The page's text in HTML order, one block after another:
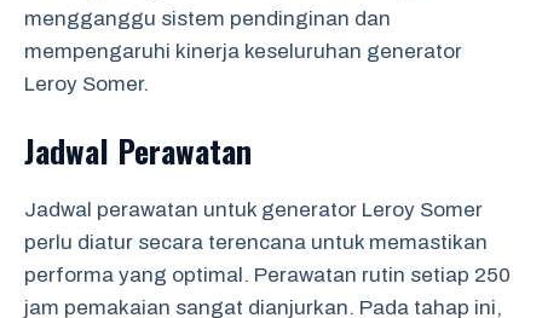
mengganggu sistem pendinginan dan
mempengaruhi kinerja keseluruhan generator
Leroy Somer.
Jadwal Perawatan
Jadwal perawatan untuk generator Leroy Somer
perlu diatur secara terencana untuk memastikan
performa yang optimal. Perawatan rutin setiap 250
jam pemakaian sangat dianjurkan. Pada tahap ini,